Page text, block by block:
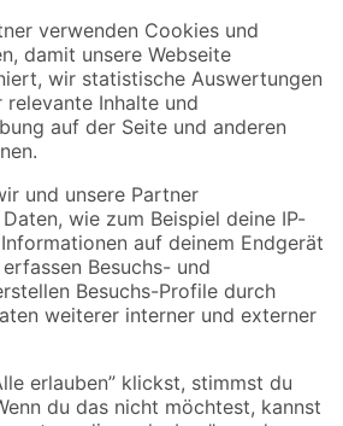
und Aktionen mehr verpassen!
Versandarten